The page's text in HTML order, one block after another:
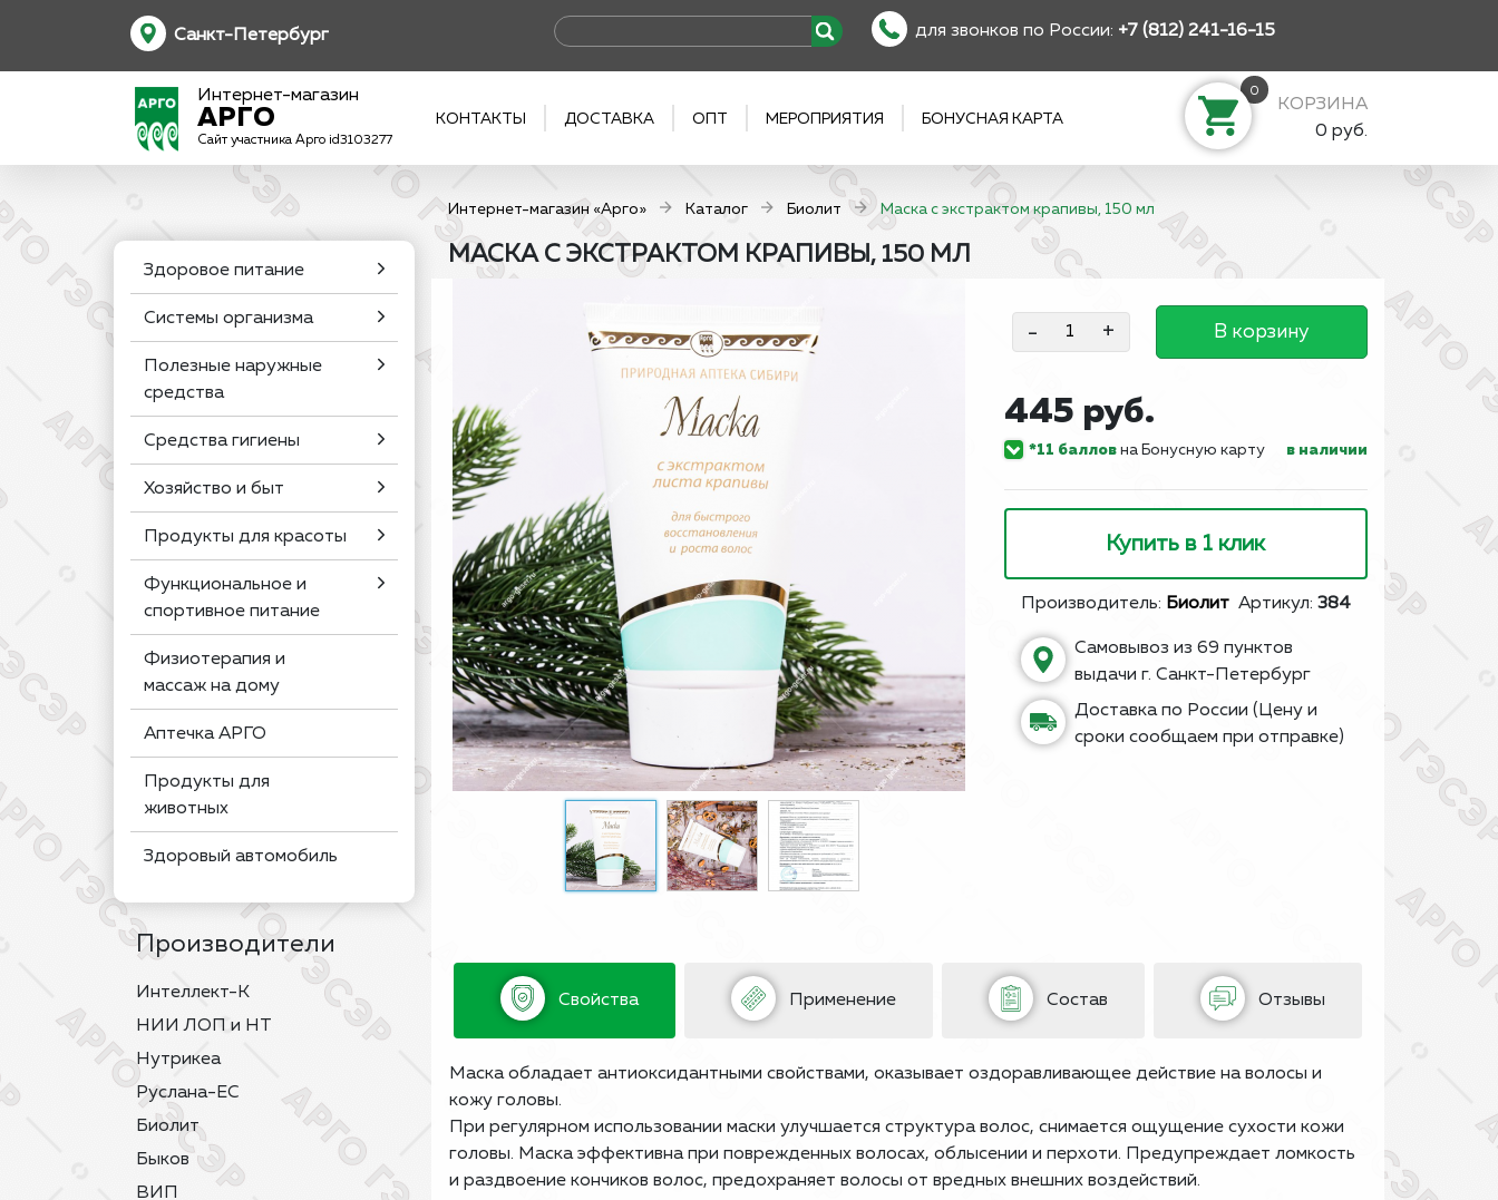
Санкт-Петербург для звонков по России: +7 (812) 241-16-15
Интернет-магазин
АРГО
Сайт участника Арго id3103277
КОНТАКТЫ ДОСТАВКА ОПТ МЕРОПРИЯТИЯ БОНУСНАЯ КАРТА
0
КОРЗИНА
0 руб.
Интернет-магазин «Арго» Каталог Биолит Маска с экстрактом крапивы, 150 мл
Здоровое питание
Системы организма
Полезные наружные
средства
Средства гигиены
Хозяйство и быт
Продукты для красоты
Функциональное и
спортивное питание
Физиотерапия и
массаж на дому
Аптечка АРГО
Продукты для
животных
Здоровый автомобиль
Производители
Интеллект-К
НИИ ЛОП и НТ
Нутрикеа
Руслана-ЕС
Биолит
Быков
ВИП
МАСКА С ЭКСТРАКТОМ КРАПИВЫ, 150 МЛ
- + В корзину
445 руб.
*11 балловна Бонусную карту в наличии
Купить в 1 клик
Производитель: Биолит Артикул: 384
Самовывоз из 69 пунктов
выдачи г. Санкт-Петербург
Доставка по России (Цену и
сроки сообщаем при отправке)
Свойства Применение Состав Отзывы
Маска обладает антиоксидантными свойствами, оказывает оздоравливающее действие на волосы и
кожу головы.
При регулярном использовании маски улучшается структура волос, снимается ощущение сухости кожи
головы. Маска эффективна при поврежденных волосах, облысении и перхоти. Предупреждает ломкость
и раздвоение кончиков волос, предохраняет волосы от вредных внешних воздействий.